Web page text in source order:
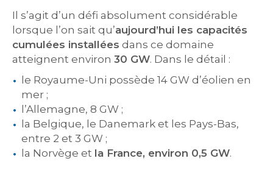
Il s’agit d’un défi absolument considérable
lorsque l’on sait qu’aujourd’hui les capacités
cumulées installées dans ce domaine
atteignent environ 30 GW. Dans le détail :
le Royaume-Uni possède 14 GW d’éolien en
mer ;
l’Allemagne, 8 GW ;
la Belgique, le Danemark et les Pays-Bas,
entre 2 et 3 GW ;
la Norvège et la France, environ 0,5 GW.